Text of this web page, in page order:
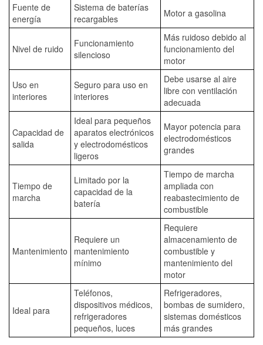
Fuente de
energía
Sistema de baterías
recargables
Motor a gasolina
Nivel de ruido
Funcionamiento
silencioso
Más ruidoso debido al
funcionamiento del
motor
Uso en
interiores
Seguro para uso en
interiores
Debe usarse al aire
libre con ventilación
adecuada
Capacidad de
salida
Ideal para pequeños
aparatos electrónicos
y electrodomésticos
ligeros
Mayor potencia para
electrodomésticos
grandes
Tiempo de
marcha
Limitado por la
capacidad de la
batería
Tiempo de marcha
ampliada con
reabastecimiento de
combustible
Mantenimiento
Requiere un
mantenimiento
mínimo
Requiere
almacenamiento de
combustible y
mantenimiento del
motor
Ideal para
Teléfonos,
dispositivos médicos,
refrigeradores
pequeños, luces
Refrigeradores,
bombas de sumidero,
sistemas domésticos
más grandes